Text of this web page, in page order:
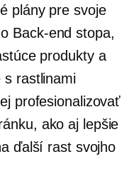
plány pre svoje
Back-end stopa,
produkty a
s rastlinami
profesionalizovať
ako aj lepšie
ďalší rast svojho